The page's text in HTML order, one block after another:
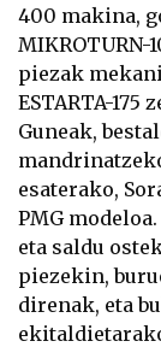
400 makina,
piezak
ESTARTA-
Guneak,
esaterako,
PMG
eta saldu
piezekin,
direnak, eta